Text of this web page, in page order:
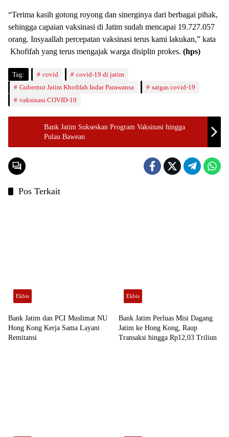
“Terima kasih gotong royong dan sinerginya dari berbagai pihak,
sehingga capaian vaksinasi di Jatim sudah mencapai 19.727.057
orang. Insyaallah percepatan vaksinasi terus kami lakukan,” kata
Khofifah yang terus mengajak warga disiplin prokes. (hps)
Tag: covid
covid-19 di jatim
Gubernur Jatim Khofifah Indar Parawansa
satgas covid-19
vaksinasi COVID-19
Bank Jatim Sukseskan Program Vaksinasi hingga
Pulau Bawean
Pos Terkait
Ekbis
Bank Jatim dan PCI Muslimat NU
Hong Kong Kerja Sama Layani
Remitansi
Ekbis
Bank Jatim Perluas Misi Dagang
Jatim ke Hong Kong, Raup
Transaksi hingga Rp12,03 Triliun